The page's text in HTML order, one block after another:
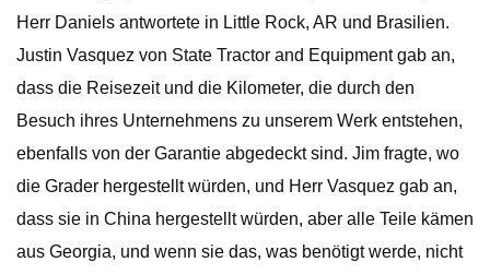
Herr Daniels antwortete in Little Rock, AR und Brasilien.
Justin Vasquez von State Tractor and Equipment gab an,
dass die Reisezeit und die Kilometer, die durch den
Besuch ihres Unternehmens zu unserem Werk entstehen,
ebenfalls von der Garantie abgedeckt sind. Jim fragte, wo
die Grader hergestellt würden, und Herr Vasquez gab an,
dass sie in China hergestellt würden, aber alle Teile kämen
aus Georgia, und wenn sie das, was benötigt werde, nicht